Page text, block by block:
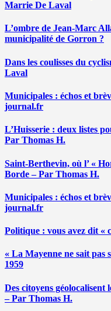
Marrie De Laval
L’ombre de Jean-Marc
municipalité de Gorron ?
Dans les coulisses du
Laval
Municipales : échos et
journal.fr
L’Huisserie : deux listes
Par Thomas H.
Saint-Berthevin, où l’ «
Borde – Par Thomas H.
Municipales : échos et
journal.fr
Politique : vous avez dit «
« La Mayenne ne sait pas
1959
Des citoyens géolocalisent
– Par Thomas H.